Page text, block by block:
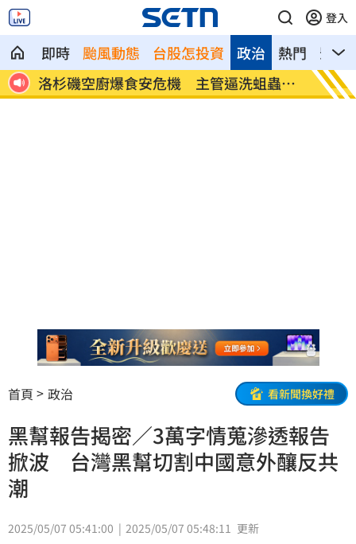
登入
即時 颱風動態 台股怎投資 熱門 影音
政治
洛杉磯空廚爆食安危機 主管逼洗蛆蟲餐
具
蘇震
光
首頁 政治 看新聞換好禮
黑幫報告揭密／3萬字情蒐滲透報告
掀波 台灣黑幫切割中國意外釀反共
潮
2025/05/07 05:41:00 2025/05/07 05:48:11 更新